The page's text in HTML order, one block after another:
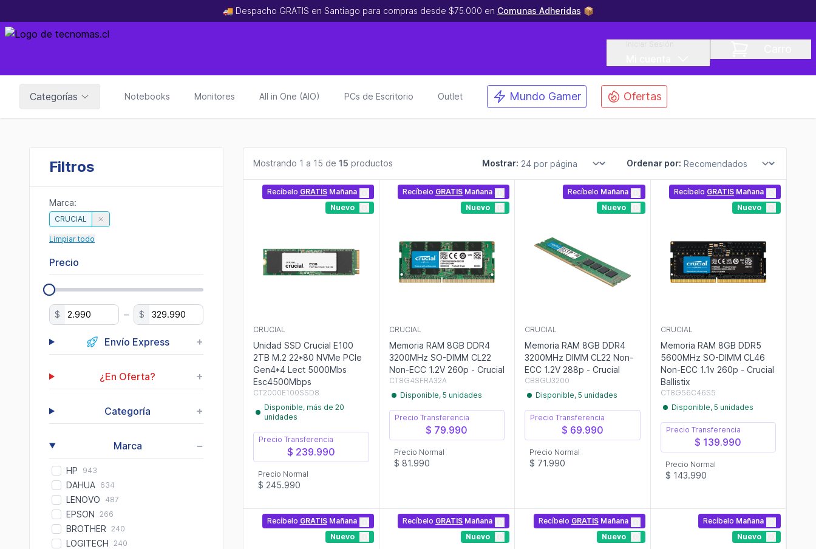
🚚 Despacho GRATIS en Santiago para compras desde $75.000 en Comunas Adheridas 📦
Categorías Notebooks Monitores All in One (AIO) PCs de Escritorio Outlet Mundo Gamer Ofertas
Filtros
Marca:
CRUCIAL
Limpiar todo
Precio
$ – $
Envío Express +
¿En Oferta? +
Categoría +
Marca −
HP 943
DAHUA 634
LENOVO 487
EPSON 266
BROTHER 240
LOGITECH 240
Mostrando 1 a 15 de 15 productos Mostrar: Ordenar por:
Recíbelo GRATISMañana
Nuevo
CRUCIAL
Unidad SSD Crucial E100
2TB M.2 22*80 NVMe PCIe
Gen4*4 Lect 5000Mbs
Esc4500Mbps
CT2000E100SSD8
Disponible, más de 20
unidades
Precio Transferencia
$ 239.990
Precio Normal
$ 245.990
Recíbelo GRATIS Mañana
Nuevo
CRUCIAL
Memoria RAM 8GB DDR4
3200MHz SO-DIMM CL22
Non-ECC 1.2V 260p - Crucial
CT8G4SFRA32A
Disponible, 5 unidades
Precio Transferencia
$ 79.990
Precio Normal
$ 81.990
Recíbelo Mañana
Nuevo
CRUCIAL
Memoria RAM 8GB DDR4
3200MHz DIMM CL22 Non-
ECC 1.2V 288p - Crucial
CB8GU3200
Disponible, 5 unidades
Precio Transferencia
$ 69.990
Precio Normal
$ 71.990
Recíbelo GRATIS Mañana
Nuevo
CRUCIAL
Memoria RAM 8GB DDR5
5600MHz SO-DIMM CL46
Non-ECC 1.1v 260p - Crucial
Ballistix
CT8G56C46S5
Disponible, 5 unidades
Precio Transferencia
$ 139.990
Precio Normal
$ 143.990
Recíbelo GRATISMañana
Nuevo
Recíbelo GRATIS Mañana
Nuevo
Recíbelo GRATISMañana
Nuevo
Recíbelo Mañana
Nuevo